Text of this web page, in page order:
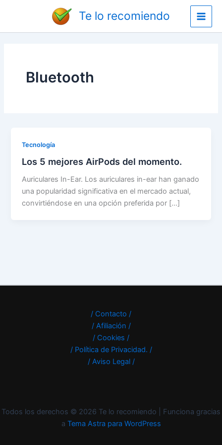
Te lo recomiendo
Main
Bluetooth
Tecnología
Los 5 mejores AirPods del momento.
Auriculares In-Ear. Los auriculares in-ear han ganado
una popularidad significativa en el mercado actual,
convirtiéndose en una opción preferida por […]
/ Contacto /
/ Afiliación /
/ Cookies /
/ Política de Privacidad. /
/ Aviso Legal /
Todos los derechos © 2026 Te lo recomiendo | Funciona gracias
a Tema Astra para WordPress